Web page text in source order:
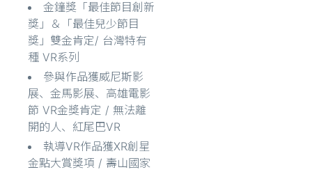
金鐘獎「最佳節目創新
獎」＆「最佳兒少節目
獎」雙金肯定/ 台灣特有
種 VR系列
參與作品獲威尼斯影
展、金馬影展、高雄電影
節 VR金獎肯定 / 無法離
開的人、紅尾巴VR
執導VR作品獲XR創星
金點大賞獎項 / 壽山國家